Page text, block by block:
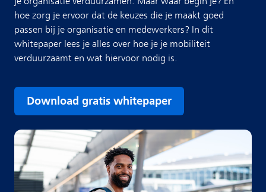
hoe zorg je ervoor dat de keuzes die je maakt goed
passen bij je organisatie en medewerkers? In dit
whitepaper lees je alles over hoe je je mobiliteit
verduurzaamt en wat hiervoor nodig is.
Download gratis whitepaper